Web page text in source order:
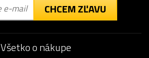
CHCEM ZĽAVU
Všetko o nákupe